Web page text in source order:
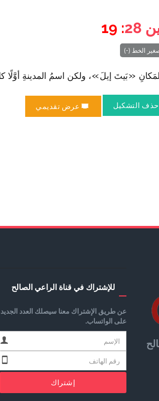
28
: 19
الخط (-)
«بَيتَ إيلَ»، ولكن اسمُ المدينةِ أوَّلًا كانَ
حذف التشكيل عرض تقديمي
للإشتراك في قناة الراعي الصالح
عن طريق الإشتراك معنا سيصلك العدد الجديد
على الواتساب.
إشتراك